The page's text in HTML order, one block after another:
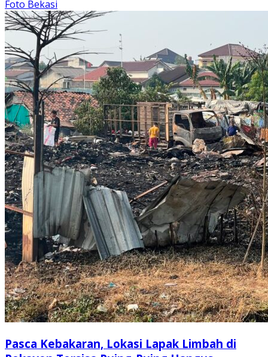
Foto Bekasi
Pasca Kebakaran, Lokasi Lapak Limbah di